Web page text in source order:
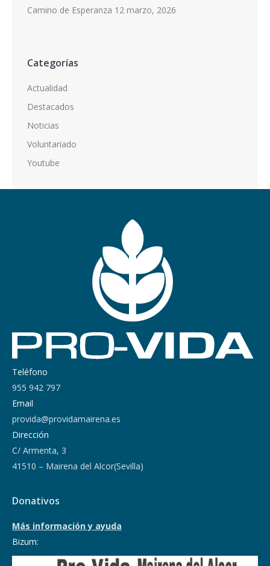
Camino de Esperanza 12 marzo, 2026
Categorías
Actualidad
Destacados
Noticias
Voluntariado
Youtube
Teléfono
955 942 797
Email
provida@providamairena.es
Dirección
C/ Armenta, 3
41510 – Mairena del Alcor(Sevilla)
Donativos
Más información y ayuda
Bizum: